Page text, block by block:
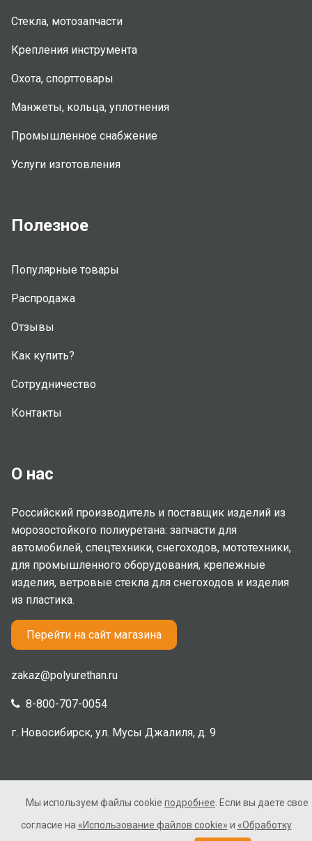
Стекла, мотозапчасти
Крепления инструмента
Охота, спорттовары
Манжеты, кольца, уплотнения
Промышленное снабжение
Услуги изготовления
Полезное
Популярные товары
Распродажа
Отзывы
Как купить?
Сотрудничество
Контакты
О нас
Российский производитель и поставщик изделий из
морозостойкого полиуретана: запчасти для
автомобилей, спецтехники, снегоходов, мототехники,
для промышленного оборудования, крепежные
изделия, ветровые стекла для снегоходов и изделия
из пластика.
Перейти на сайт магазина
zakaz@polyurethan.ru
8-800-707-0054
г. Новосибирск, ул. Мусы Джалиля, д. 9
2005-2026 © Полиуретан. Все права защищены. Не
является публичной офертой.
Мы используем файлы cookie подробнее . Если вы даете свое
согласие на «Использование файлов cookie» и «Обработку